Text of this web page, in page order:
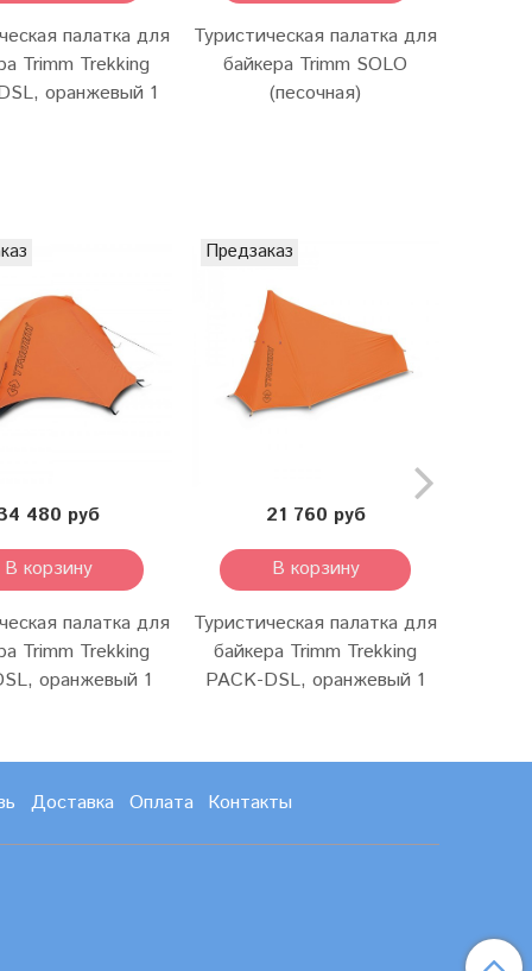
палатка для
Trimm Trekking
оранжевый 1
Туристическая палатка для
байкера Trimm SOLO
(песочная)
480 руб
В корзину
палатка для
Trimm Trekking
оранжевый 1
Предзаказ
21 760 руб
В корзину
Туристическая палатка для
байкера Trimm Trekking
PACK-DSL, оранжевый 1
Доставка Оплата Контакты